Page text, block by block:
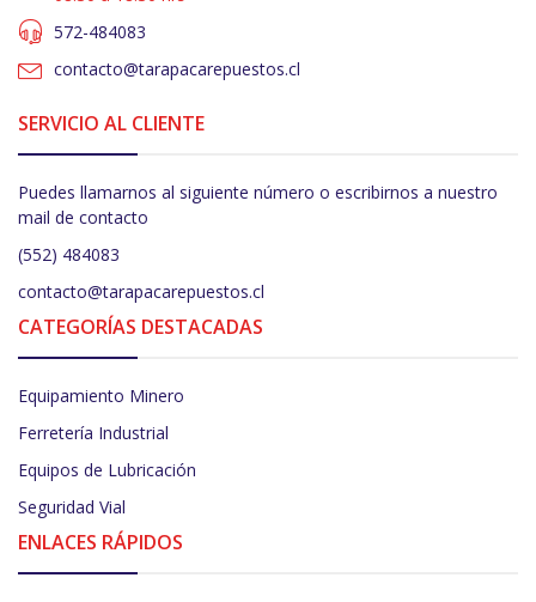
572-484083
contacto@tarapacarepuestos.cl
SERVICIO AL CLIENTE
Puedes llamarnos al siguiente número o escribirnos a nuestro
mail de contacto
(552) 484083
contacto@tarapacarepuestos.cl
CATEGORÍAS DESTACADAS
Equipamiento Minero
Ferretería Industrial
Equipos de Lubricación
Seguridad Vial
ENLACES RÁPIDOS